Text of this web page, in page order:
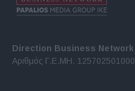
Direction Business Network
Αριθμός Γ.Ε.ΜΗ. 125702501000